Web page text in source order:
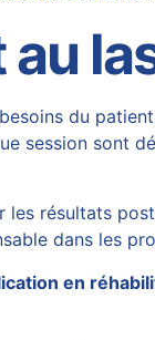
du
session
résultats
dans les
en